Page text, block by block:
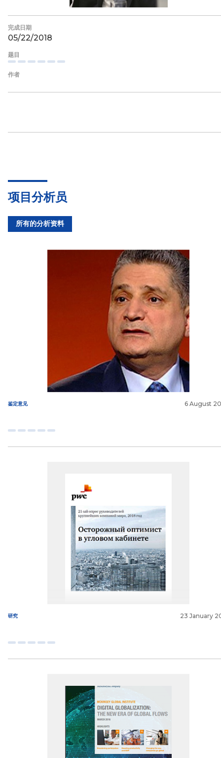
完成日期
05/22/2018
题目
作者
项目分析员
所有的分析资料
鉴定意见 6 August
研究 23 January